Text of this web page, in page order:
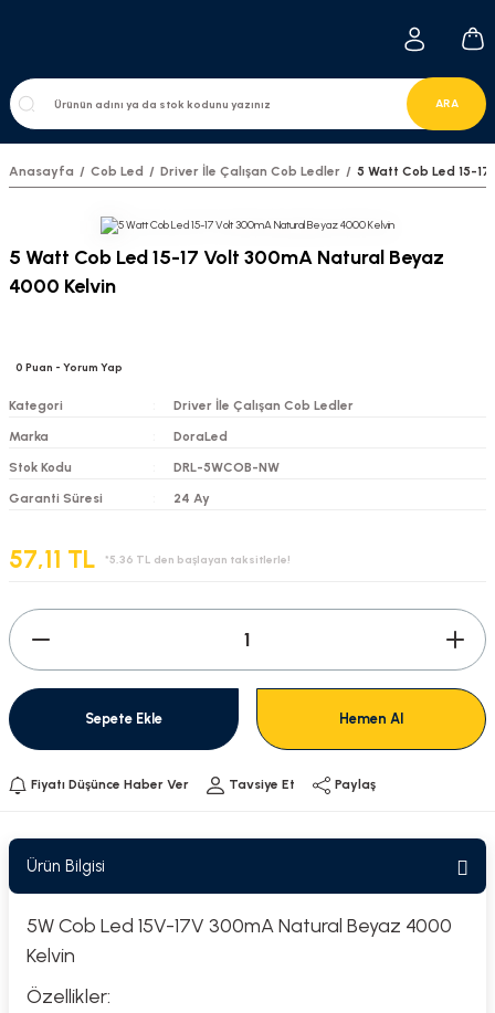
ARA
Anasayfa Cob Led Driver İle Çalışan Cob Ledler 5 Watt Cob Led 15-
5 Watt Cob Led 15-17 Volt 300mA Natural Beyaz
4000 Kelvin
0 Puan - Yorum Yap
Kategori
Driver İle Çalışan Cob Ledler
Marka
DoraLed
Stok Kodu
DRL-5WCOB-NW
Garanti Süresi
24 Ay
57,11 TL *5,36 TL den başlayan taksitlerle!
Sepete Ekle Hemen Al
Fiyatı Düşünce Haber Ver Tavsiye Et Paylaş
Ürün Bilgisi
5W Cob Led 15V-17V 300mA Natural Beyaz 4000
Kelvin
Özellikler: